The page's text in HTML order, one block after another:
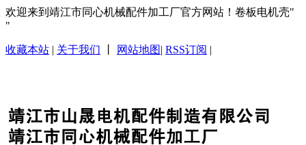
欢迎来到靖江市同心机械配件加工厂官方网站！卷板电机壳
收藏本站 | 关于我们 网站地图| RSS订阅 |